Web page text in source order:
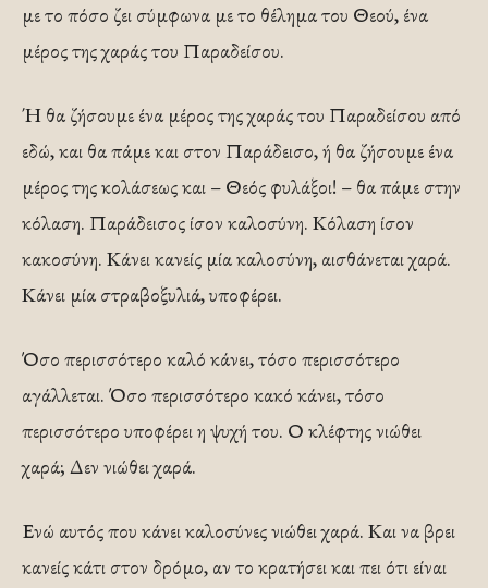
με το πόσο ζει σύμφωνα με το θέλημα του Θεού, ένα
μέρος της χαράς του Παραδείσου.
Ή θα ζήσουμε ένα μέρος της χαράς του Παραδείσου από
εδώ, και θα πάμε και στον Παράδεισο, ή θα ζήσουμε ένα
μέρος της κολάσεως και – Θεός φυλάξοι! – θα πάμε στην
κόλαση. Παράδεισος ίσον καλοσύνη. Κόλαση ίσον
κακοσύνη. Κάνει κανείς μία καλοσύνη, αισθάνεται χαρά.
Κάνει μία στραβοξυλιά, υποφέρει.
Όσο περισσότερο καλό κάνει, τόσο περισσότερο
αγάλλεται. Όσο περισσότερο κακό κάνει, τόσο
περισσότερο υποφέρει η ψυχή του. Ο κλέφτης νιώθει
χαρά; Δεν νιώθει χαρά.
Ενώ αυτός που κάνει καλοσύνες νιώθει χαρά. Και να βρει
κανείς κάτι στον δρόμο, αν το κρατήσει και πει ότι είναι